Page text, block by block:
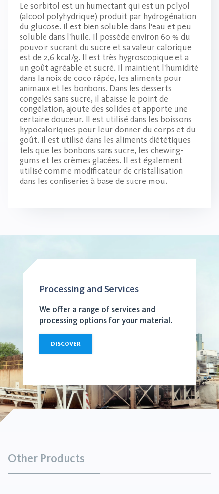
Le sorbitol est un humectant qui est un polyol
(alcool polyhydrique) produit par hydrogénation
du glucose. Il est bien soluble dans l'eau et peu
soluble dans l'huile. Il possède environ 60 % du
pouvoir sucrant du sucre et sa valeur calorique
est de 2,6 kcal/g. Il est très hygroscopique et a
un goût agréable et sucré. Il maintient l'humidité
dans la noix de coco râpée, les aliments pour
animaux et les bonbons. Dans les desserts
congelés sans sucre, il abaisse le point de
congélation, ajoute des solides et apporte une
certaine douceur. Il est utilisé dans les boissons
hypocaloriques pour leur donner du corps et du
goût. Il est utilisé dans les aliments diététiques
tels que les bonbons sans sucre, les chewing-
gums et les crèmes glacées. Il est également
utilisé comme modificateur de cristallisation
dans les confiseries à base de sucre mou.
Processing and Services
We offer a range of services and
processing options for your material.
DISCOVER
Other Products